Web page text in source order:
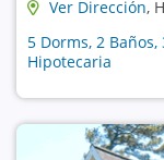
Ver Dirección,
5 Dorms, 2
Hipotecaria